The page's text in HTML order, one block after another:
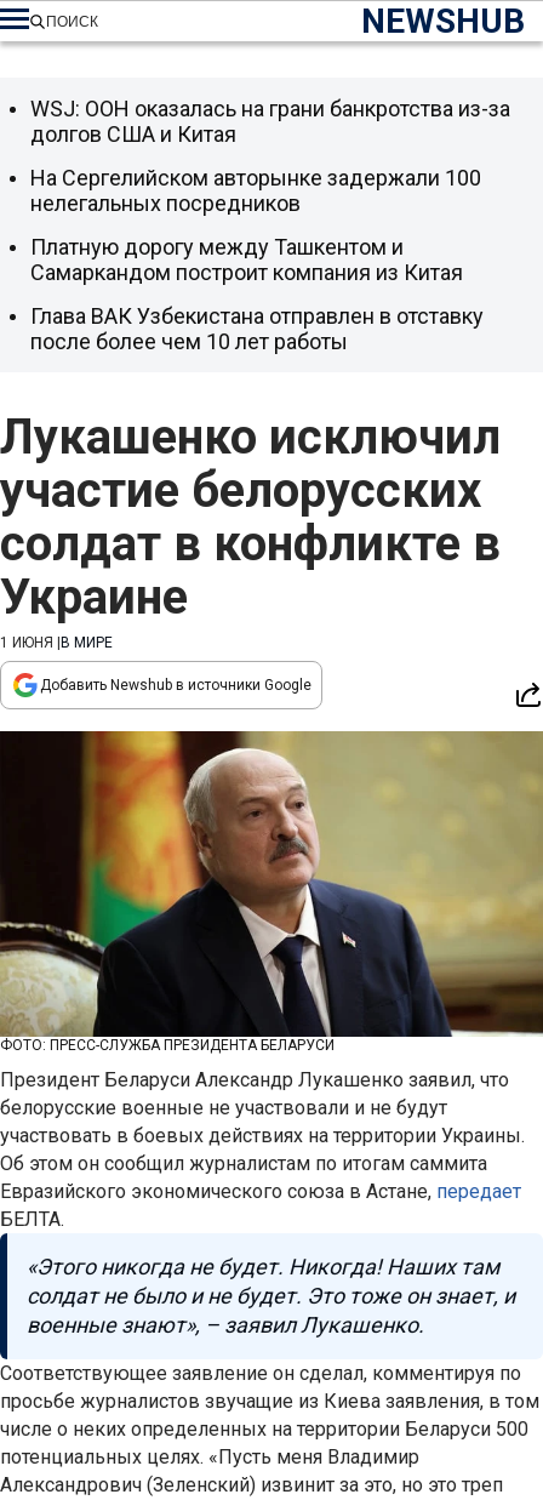
NEWSHUB
ПОИСК
Лукашенко исключил
участие белорусских
солдат в конфликте в
Украине
1 ИЮНЯ В МИРЕ
Добавить Newshub в источники Google
ФОТО: ПРЕСС-СЛУЖБА ПРЕЗИДЕНТА БЕЛАРУСИ
Президент Беларуси Александр Лукашенко заявил, что
белорусские военные не участвовали и не будут
участвовать в боевых действиях на территории Украины.
Об этом он сообщил журналистам по итогам саммита
Евразийского экономического союза в Астане, передает
БЕЛТА.
«Этого никогда не будет. Никогда! Наших там
солдат не было и не будет. Это тоже он знает, и
военные знают», – заявил Лукашенко.
Соответствующее заявление он сделал, комментируя по
просьбе журналистов звучащие из Киева заявления, в том
числе о неких определенных на территории Беларуси 500
потенциальных целях. «Пусть меня Владимир
Александрович (Зеленский) извинит за это, но это треп
WSJ: ООН оказалась на грани банкротства из-за
долгов США и Китая
На Сергелийском авторынке задержали 100
нелегальных посредников
Платную дорогу между Ташкентом и
Самаркандом построит компания из Китая
Глава ВАК Узбекистана отправлен в отставку
после более чем 10 лет работы